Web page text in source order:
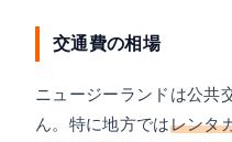
交通費の相場
ニュージーランドは公共
ん。特に地方ではレンタ